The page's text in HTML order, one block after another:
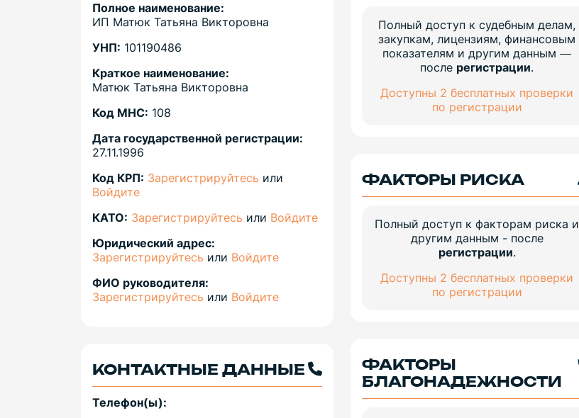
Полное наименование:
ИП Матюк Татьяна Викторовна
УНП: 101190486
Краткое наименование:
Матюк Татьяна Викторовна
Код МНС: 108
Дата государственной регистрации:
27.11.1996
Код КРП: Зарегистрируйтесь или
Войдите
КАТО: Зарегистрируйтесь или Войдите
Юридический адрес:
Зарегистрируйтесь или Войдите
ФИО руководителя:
Зарегистрируйтесь или Войдите
КОНТАКТНЫЕ ДАННЫЕ
Телефон(ы):
Полный доступ к судебным делам,
закупкам, лицензиям, финансовым
показателям и другим данным —
после регистрации.
Доступны 2 бесплатных проверки
по регистрации
ФАКТОРЫ РИСКА
Полный доступ к факторам риска и
другим данным - после
регистрации.
Доступны 2 бесплатных проверки
по регистрации
ФАКТОРЫ
БЛАГОНАДЕЖНОСТИ